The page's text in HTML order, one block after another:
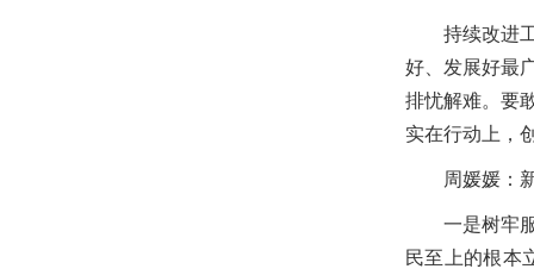
持续改进
好、发展好最
排忧解难。要
实在行动上，
周媛媛：
一是树牢
民至上的根本